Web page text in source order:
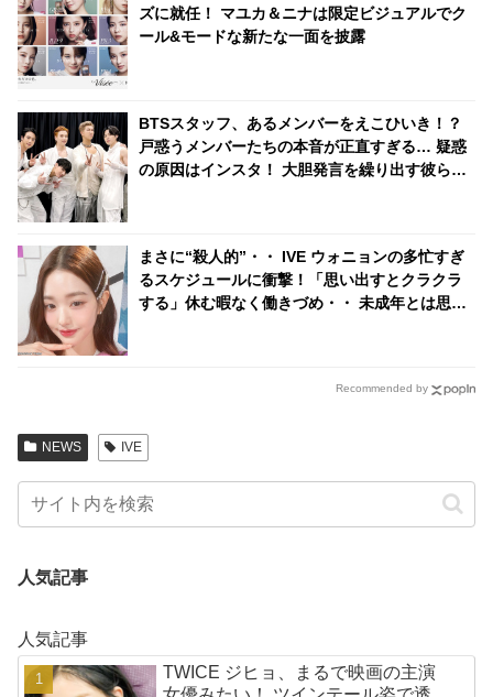
ズに就任！ マユカ＆ニナは限定ビジュアルでク
ール&モードな新たな一面を披露
BTSスタッフ、あるメンバーをえこひいき！？
戸惑うメンバーたちの本音が正直すぎる… 疑惑
の原因はインスタ！ 大胆発言を繰り出す彼らの
まさに“殺人的”・・ IVE ウォニョンの多忙すぎ
るスケジュールに衝撃！「思い出すとクラクラ
する」休む暇なく働きづめ・・ 未成年とは思え
Recommended by
NEWS IVE
人気記事
人気記事
TWICE ジヒョ、まるで映画の主演